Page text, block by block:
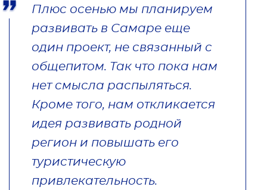
Плюс осенью мы планируем
развивать в Самаре еще
один проект, не связанный с
общепитом. Так что пока нам
нет смысла распыляться.
Кроме того, нам откликается
идея развивать родной
регион и повышать его
туристическую
привлекательность.